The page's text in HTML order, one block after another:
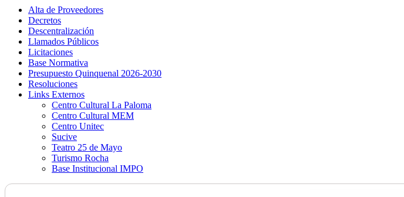
Alta de Proveedores
Decretos
Descentralización
Llamados Públicos
Licitaciones
Base Normativa
Presupuesto Quinquenal 2026-2030
Resoluciones
Links Externos
Centro Cultural La Paloma
Centro Cultural MEM
Centro Unitec
Sucive
Teatro 25 de Mayo
Turismo Rocha
Base Institucional IMPO